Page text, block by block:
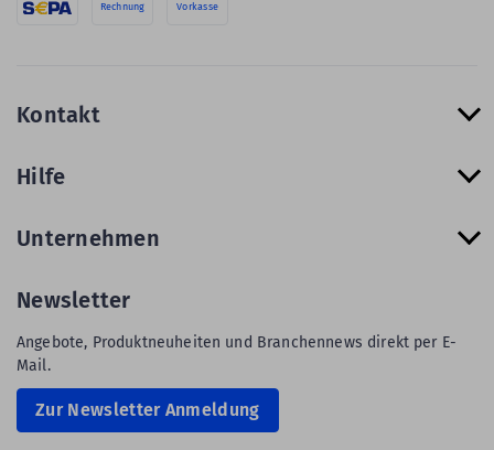
Rechnung Vorkasse
Kontakt
Hilfe
Unternehmen
Newsletter
Angebote, Produktneuheiten und Branchennews direkt per E-
Mail.
Zur Newsletter Anmeldung